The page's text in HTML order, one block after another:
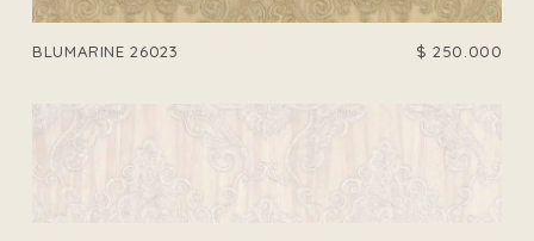
BLUMARINE 26023 $ 250.000